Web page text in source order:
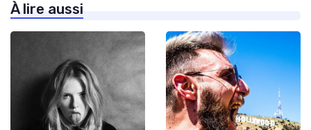
À lire aussi